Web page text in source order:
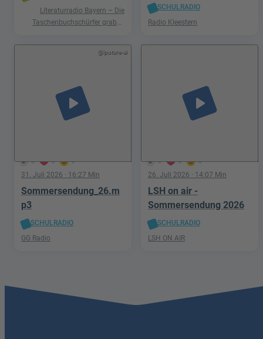
Literaturradio Bayern – Die
Taschenbuchschürfer graben
Phantastik
SCHULRADIO
Radio Kleestern
@iputure-ai
2 0 0
play_arrow
31. Juli 2026 · 16:27 Min
Sommersendung_26.m
p3
SCHULRADIO
GG Radio
2 3 0
play_arrow
26. Juli 2026 · 14:07 Min
LSH on air -
Sommersendung 2026
SCHULRADIO
LSH ON AIR